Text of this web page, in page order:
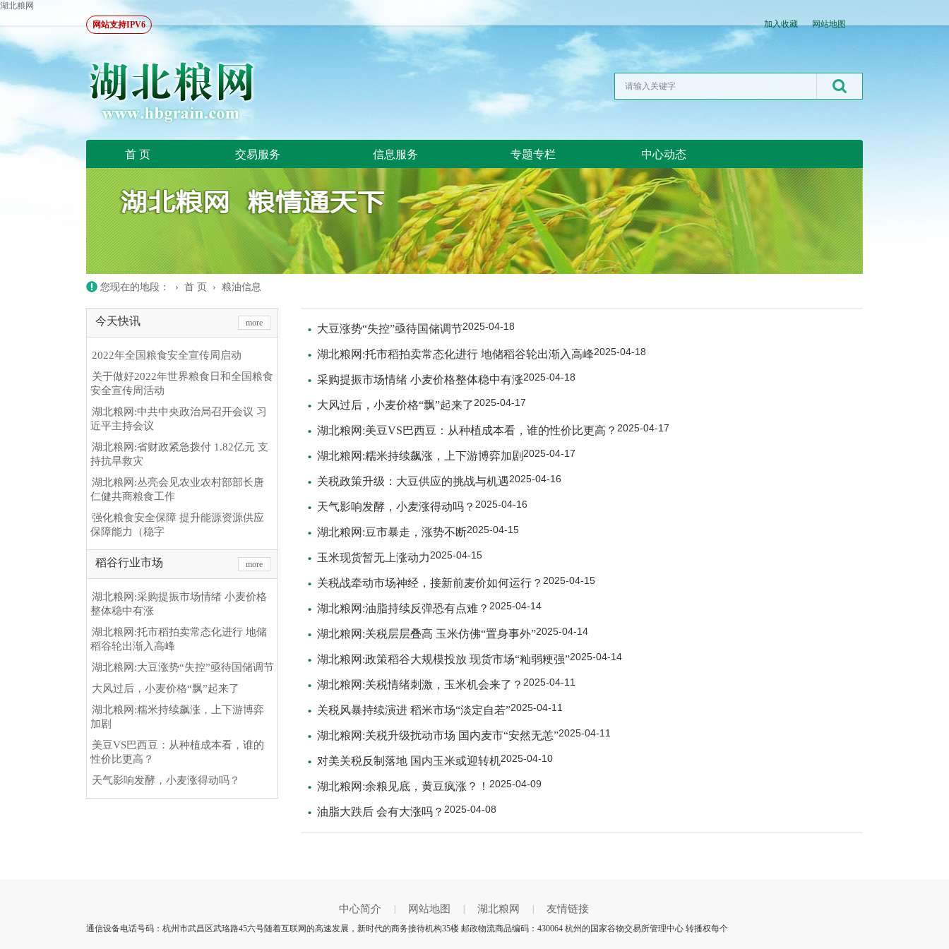
湖北粮网
网站支持IPV6
加入收藏 网站地图
首 页 交易服务 信息服务 专题专栏 中心动态
湖北粮网:湖北粮网
您现在的地段： › 首 页 › 粮油信息
今天快讯 more
2022年全国粮食安全宣传周启动
关于做好2022年世界粮食日和全国粮食
安全宣传周活动
湖北粮网:中共中央政治局召开会议 习
近平主持会议
湖北粮网:省财政紧急拨付 1.82亿元 支
持抗旱救灾
湖北粮网:丛亮会见农业农村部部长唐
仁健共商粮食工作
强化粮食安全保障 提升能源资源供应
保障能力（稳字
稻谷行业市场 more
湖北粮网:采购提振市场情绪 小麦价格
整体稳中有涨
湖北粮网:托市稻拍卖常态化进行 地储
稻谷轮出渐入高峰
湖北粮网:大豆涨势“失控”亟待国储调节
大风过后，小麦价格“飘”起来了
湖北粮网:糯米持续飙涨，上下游博弈
加剧
美豆VS巴西豆：从种植成本看，谁的
性价比更高？
天气影响发酵，小麦涨得动吗？
大豆涨势“失控”亟待国储调节2025-04-18
湖北粮网:托市稻拍卖常态化进行 地储稻谷轮出渐入高峰2025-04-18
采购提振市场情绪 小麦价格整体稳中有涨2025-04-18
大风过后，小麦价格“飘”起来了2025-04-17
湖北粮网:美豆VS巴西豆：从种植成本看，谁的性价比更高？ 2025-04-17
湖北粮网:糯米持续飙涨，上下游博弈加剧 2025-04-17
关税政策升级：大豆供应的挑战与机遇2025-04-16
天气影响发酵，小麦涨得动吗？ 2025-04-16
湖北粮网:豆市暴走，涨势不断2025-04-15
玉米现货暂无上涨动力2025-04-15
关税战牵动市场神经，接新前麦价如何运行？ 2025-04-15
湖北粮网:油脂持续反弹恐有点难？ 2025-04-14
湖北粮网:关税层层叠高 玉米仿佛“置身事外”2025-04-14
湖北粮网:政策稻谷大规模投放 现货市场“籼弱粳强”2025-04-14
湖北粮网:关税情绪刺激，玉米机会来了？ 2025-04-11
关税风暴持续演进 稻米市场“淡定自若”2025-04-11
湖北粮网:关税升级扰动市场 国内麦市“安然无恙”2025-04-11
‍对美关税反制落地 国内玉米或迎转机2025-04-10
湖北粮网:余粮见底，黄豆疯涨？！ 2025-04-09
油脂大跌后 会有大涨吗？ 2025-04-08
中心简介 网站地图 湖北粮网 友情链接
通信设备电话号码：杭州市武昌区武珞路45六号随着互联网的高速发展，新时代的商务接待机构35楼 邮政物流商品编码：430064 杭州的国家谷物交易所管理中心 转播权每个